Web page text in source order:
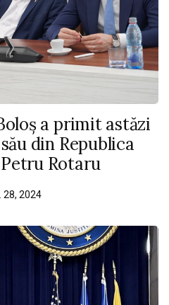
a primit astăzi
din Republica
Rotaru
28, 2024